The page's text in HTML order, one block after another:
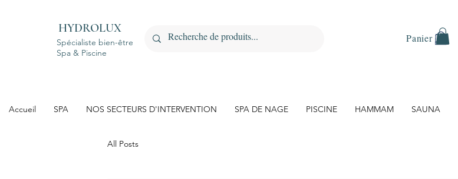
HYDROLUX
Spécialiste bien-être
Spa & Piscine
Panier
Accueil SPA NOS SECTEURS D'INTERVENTION SPA DE NAGE PISCINE HAMMAM SAUNA
All Posts